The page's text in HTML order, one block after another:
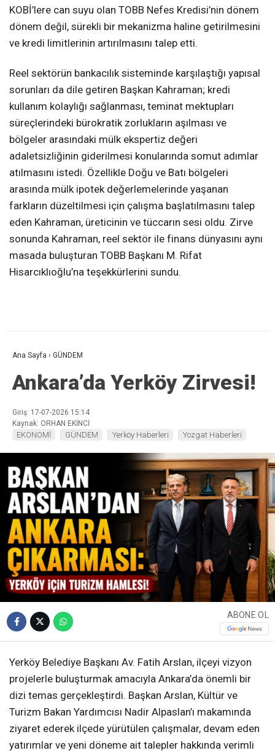
KOBİ’lere can suyu olan TOBB Nefes Kredisi’nin dönem
dönem değil, sürekli bir mekanizma haline getirilmesini
ve kredi limitlerinin artırılmasını talep etti.
Reel sektörün bankacılık sisteminde karşılaştığı yapısal
sorunları da dile getiren Başkan Kahraman; kredi
kullanım kolaylığı sağlanması, teminat mektupları
süreçlerindeki bürokratik zorlukların aşılması ve
bölgeler arasındaki mülk ekspertiz değeri
adaletsizliğinin giderilmesi konularında somut adımlar
atılmasını istedi. Özellikle Doğu ve Batı bölgeleri
arasında mülk ipotek değerlemelerinde yaşanan
farkların düzeltilmesi için çalışma başlatılmasını talep
eden Kahraman, üreticinin ve tüccarın sesi oldu. Zirve
sonunda Kahraman, reel sektör ile finans dünyasını aynı
masada buluşturan TOBB Başkanı M. Rifat
Hisarcıklıoğlu’na teşekkürlerini sundu.
Ana Sayfa › GÜNDEM
Ankara’da Yerköy Zirvesi!
Giriş: 17-07-2026 15:14
Kaynak: ORHAN EKİNCİ
EKONOMİ GÜNDEM Yerköy Haberleri Yozgat Haberleri
ABONE OL
Yerköy Belediye Başkanı Av. Fatih Arslan, ilçeyi vizyon
projelerle buluşturmak amacıyla Ankara’da önemli bir
dizi temas gerçekleştirdi. Başkan Arslan, Kültür ve
Turizm Bakan Yardımcısı Nadir Alpaslan’ı makamında
ziyaret ederek ilçede yürütülen çalışmalar, devam eden
yatırımlar ve yeni döneme ait talepler hakkında verimli